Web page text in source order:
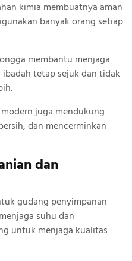
kimia membuatnya aman
banyak orang setiap
membantu menjaga
tetap sejuk dan tidak
juga mendukung
dan mencerminkan
dan
gudang penyimpanan
suhu dan
untuk menjaga kualitas